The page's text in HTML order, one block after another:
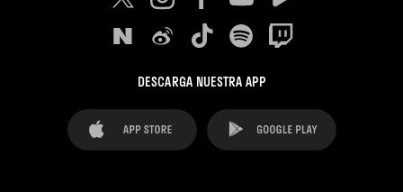
DESCARGA NUESTRA APP